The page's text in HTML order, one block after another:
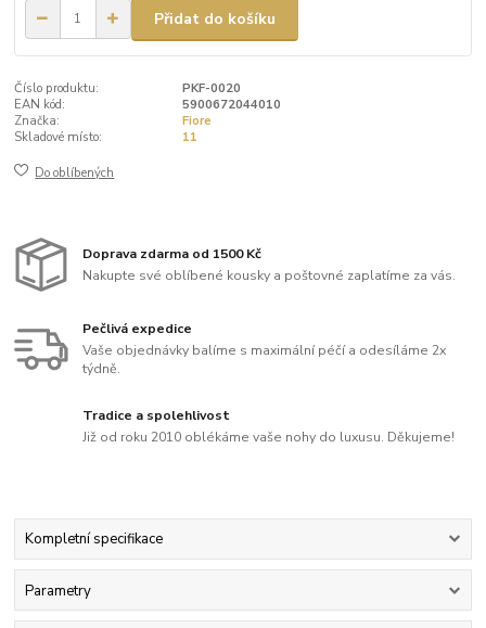
Přidat do košíku
Číslo produktu:
PKF-0020
EAN kód:
5900672044010
Značka:
Fiore
Skladové místo:
11
Do oblíbených
Doprava zdarma od 1500 Kč
Nakupte své oblíbené kousky a poštovné zaplatíme za vás.
Pečlivá expedice
Vaše objednávky balíme s maximální péčí a odesíláme 2x
týdně.
Tradice a spolehlivost
Již od roku 2010 oblékáme vaše nohy do luxusu. Děkujeme!
Kompletní specifikace
Parametry